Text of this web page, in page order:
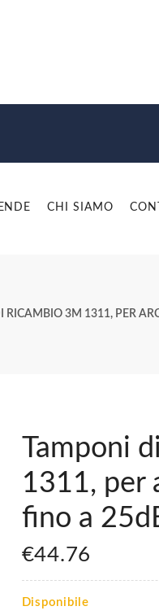
CHI SIAMO
RICAMBIO 3M 1311, PER
Tamponi
1311, per
fino a
€44.76
Disponibile